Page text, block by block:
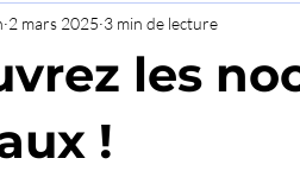
les
!
2 mars 2025 3 min de lecture